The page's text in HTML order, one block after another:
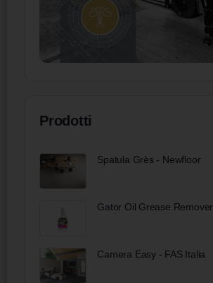
Prodotti
Spatula Grès - Newfloor
Gator Oil Grease Remover
Camera Easy - FAS Italia